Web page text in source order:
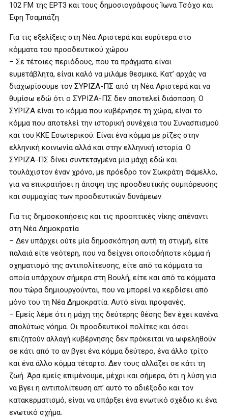
102 FM της ΕΡΤ3 και τους δημοσιογράφους Ίωνα Τσόχο και
Έφη Τσαμπάζη
Για τις εξελίξεις στη Νέα Αριστερά και ευρύτερα στο
κόμματα του προοδευτικού χώρου
– Σε τέτοιες περιόδους, που τα πράγματα είναι
ευμετάβλητα, είναι καλό να μιλάμε θεσμικά. Κατ’ αρχάς να
διαχωρίσουμε τον ΣΥΡΙΖΑ-ΠΣ από τη Νέα Αριστερά και να
θυμίσω εδώ ότι ο ΣΥΡΙΖΑ-ΠΣ δεν αποτελεί διάσπαση. Ο
ΣΥΡΙΖΑ είναι το κόμμα που κυβέρνησε τη χώρα, είναι το
κόμμα που αποτελεί την ιστορική συνέχεια του Συνασπισμού
και του ΚΚΕ Εσωτερικού. Είναι ένα κόμμα με ρίζες στην
ελληνική κοινωνία αλλά και στην ελληνική ιστορία. Ο
ΣΥΡΙΖΑ-ΠΣ δίνει συντεταγμένα μία μάχη εδώ και
τουλάχιστον έναν χρόνο, με πρόεδρο τον Σωκράτη Φάμελλο,
για να επικρατήσει η άποψη της προοδευτικής συμπόρευσης
και συμμαχίας των προοδευτικών δυνάμεων.
Για τις δημοσκοπήσεις και τις προοπτικές νίκης απέναντι
στη Νέα Δημοκρατία
– Δεν υπάρχει ούτε μία δημοσκόπηση αυτή τη στιγμή, είτε
παλαιά είτε νεότερη, που να δείχνει οποιοδήποτε κόμμα ή
σχηματισμό της αντιπολίτευσης, είτε από τα κόμματα τα
οποία υπάρχουν σήμερα στη Βουλή, είτε και από τα κόμματα
που τώρα δημιουργούνται, που να μπορεί να κερδίσει από
μόνο του τη Νέα Δημοκρατία. Αυτό είναι προφανές.
– Εμείς λέμε ότι η μάχη της δεύτερης θέσης δεν έχει κανένα
απολύτως νόημα. Οι προοδευτικοί πολίτες και όσοι
επιζητούν αλλαγή κυβέρνησης δεν πρόκειται να ωφεληθούν
σε κάτι από το αν βγει ένα κόμμα δεύτερο, ένα άλλο τρίτο
και ένα άλλο κόμμα τέταρτο. Δεν τους αλλάζει σε κάτι τη
ζωή. Άρα εμείς επιμένουμε, μέχρι και σήμερα, ότι η λύση για
να βγει η αντιπολίτευση απ’ αυτό το αδιέξοδο και τον
κατακερματισμό, είναι να υπάρξει ένα ενωτικό σχέδιο κι ένα
ενωτικό σχήμα.